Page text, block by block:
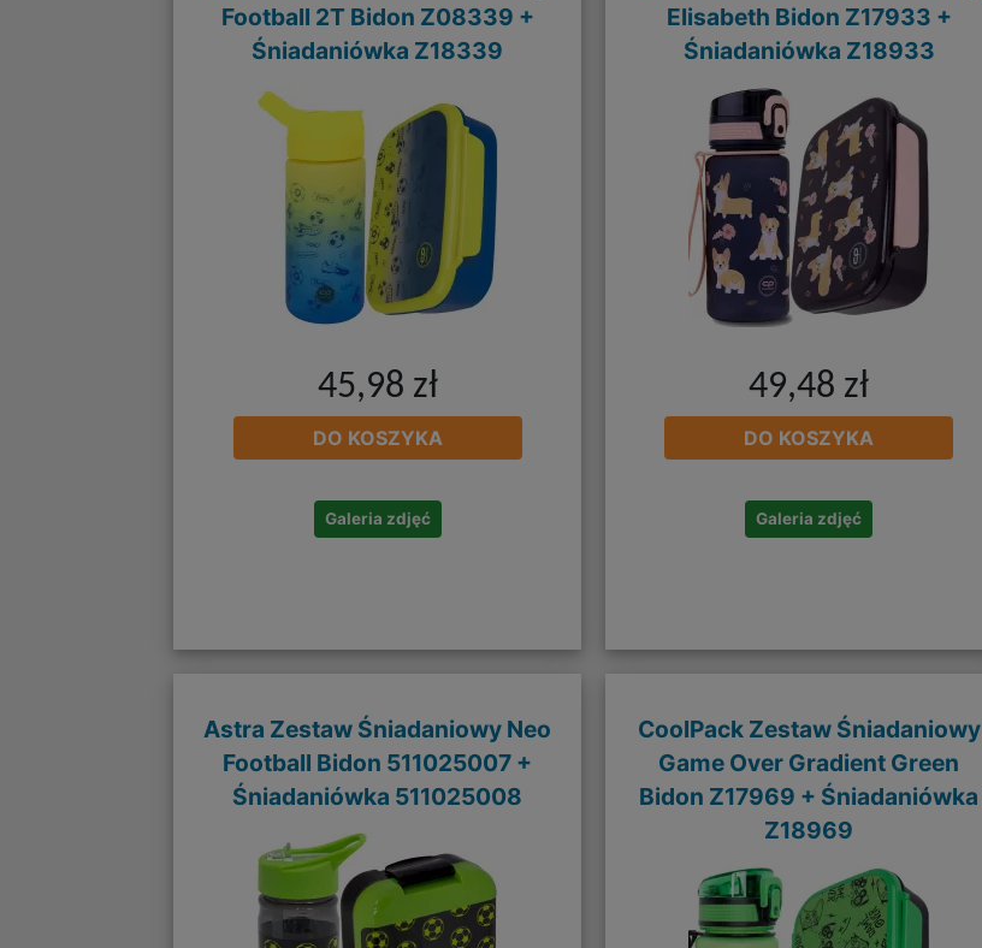
Football 2T Bidon Z08339 +
Śniadaniówka Z18339
45,98 zł
DO KOSZYKA
Galeria zdjęć
Elisabeth Bidon Z17933 +
Śniadaniówka Z18933
49,48 zł
DO KOSZYKA
Galeria zdjęć
Astra Zestaw Śniadaniowy Neo
Football Bidon 511025007 +
Śniadaniówka 511025008
CoolPack Zestaw Śniadaniowy
Game Over Gradient Green
Bidon Z17969 + Śniadaniówka
Z18969